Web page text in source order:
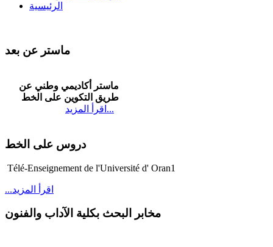
الرئيسية
ماستر عن بعد
ماستر أكاديمي وطني عن
طريق التكوين على الخط
... اقرأ المزيد
دروس على الخط
Télé-Enseignement de l'Université d' Oran1
...اقرأ المزيد
مخابر البحث بكلية الآداب والفنون